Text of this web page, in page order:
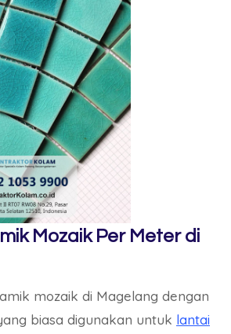
Mozaik Per Meter di
mozaik di Magelang dengan
biasa digunakan untuk lantai